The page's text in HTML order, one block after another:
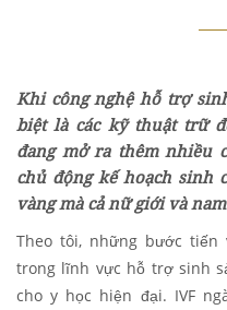
Khi công nghệ hỗ trợ
biệt là các kỹ thuật trữ
đang mở ra thêm nhiều
chủ động kế hoạch sinh
vàng mà cả nữ giới và
Theo tôi, những bước
trong lĩnh vực hỗ trợ sinh
cho y học hiện đại. IVF